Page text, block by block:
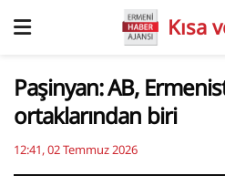
Kısa
Paşinyan: AB,
ortaklarından biri
12:41, 02 Temmuz 2026